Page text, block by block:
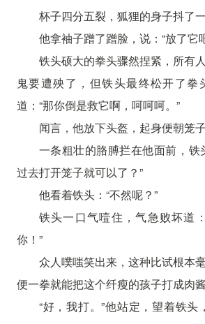
杯子四分五裂，狐狸的身子抖了一
他拿袖子蹭了蹭脸，说：“放了它
铁头硕大的拳头骤然捏紧，所有
鬼要遭殃了，但铁头最终松开了拳
道：“那你倒是救它啊，呵呵呵。”
闻言，他放下头盔，起身便朝笼子
一条粗壮的胳膊拦在他面前，铁
过去打开笼子就可以了？”
他看着铁头：“不然呢？”
铁头一口气噎住，气急败坏道
你！”
众人噗嗤笑出来，这种比试根本
便一拳就能把这个纤瘦的孩子打成肉酱
“好，我打。”他站定，望着铁头